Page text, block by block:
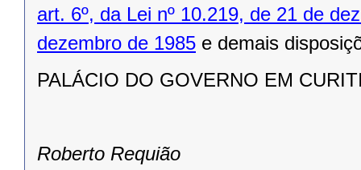
art. 6º, da Lei nº 10.219, de 21 de
dezembro de 1985 e demais
PALÁCIO DO GOVERNO EM
Roberto Requião